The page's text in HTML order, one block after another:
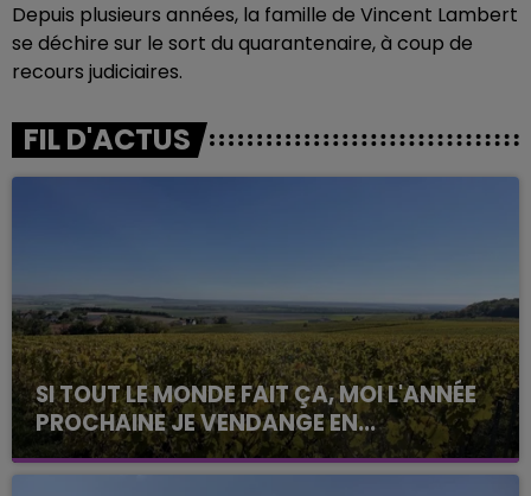
Depuis plusieurs années, la famille de Vincent Lambert
se déchire sur le sort du quarantenaire, à coup de
recours judiciaires.
FIL D'ACTUS
SI TOUT LE MONDE FAIT ÇA, MOI L'ANNÉE
PROCHAINE JE VENDANGE EN...
La vendange en Champagne a débuté ce jeudi 6
août dans la commune de Montgueux (Aube). Du